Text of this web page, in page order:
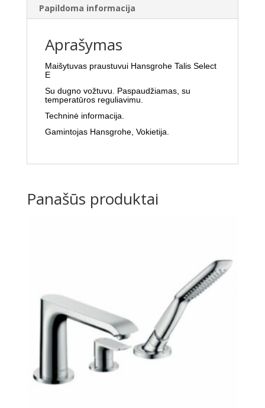
Papildoma informacija
Aprašymas
Maišytuvas praustuvui Hansgrohe Talis Select
E
Su dugno vožtuvu. Paspaudžiamas, su
temperatūros reguliavimu.
Techninė informacija
Gamintojas Hansgrohe, Vokietija.
Panašūs produktai